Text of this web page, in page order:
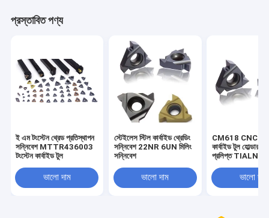
প্রস্তাবিত পণ্য
ই এম টংস্টেন থ্রেড প্রতিস্থাপন
সন্নিবেশ MTTR436003
টংস্টেন কার্বাইড টুল
ভালো দাম
স্টেইলেস স্টিল কার্বাইড থ্রেডিং
সন্নিবেশ 22NR 6UN মিলিং
সন্নিবেশ
ভালো দাম
CM618 CNC
কার্বাইড টুল হোল্ডার
প্রলিপ্ত TIALN
ভালো দাম